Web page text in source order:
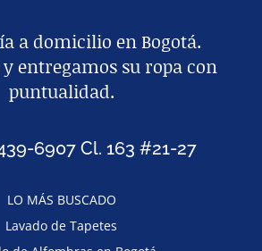
a domicilio en Bogotá.
y entregamos su ropa con
puntualidad.
6907 Cl. 163 #21-27
LO MÁS BUSCADO
Lavado de Tapetes